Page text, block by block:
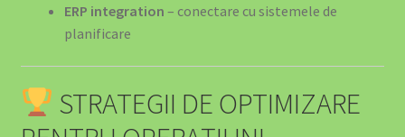
SOLUȚII EV PENTRU HOTELURI ȘI PENSIUNI
COMERCIALE
ERP integration – conectare cu sistemele de
planificare
STRATEGII DE OPTIMIZARE